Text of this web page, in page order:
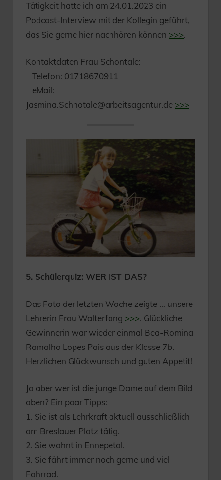
Tätigkeit hatte ich am 24.01.2023 ein
Podcast-Interview mit der Kollegin geführt,
das Sie gerne hier nachhören können >>>.
Kontaktdaten Frau Schontale:
– Telefon: 01718670911‬
– eMail:
Jasmina.Schnotale@arbeitsagentur.de >>>
5. Schülerquiz: WER IST DAS?
Das Foto der letzten Woche zeigte … unsere
Lehrerin Frau Walterfang >>>. Glückliche
Gewinnerin war wieder einmal Bea-Romina
Ramalho Lopes Pais aus der Klasse 7b.
Herzlichen Glückwunsch und guten Appetit!
Ja aber wer ist die junge Dame auf dem Bild
oben? Ein paar Tipps:
1. Sie ist als Lehrkraft aktuell ausschließlich
am Breslauer Platz tätig.
2. Sie wohnt in Ennepetal.
3. Sie fährt immer noch gerne und viel
Fahrrad.